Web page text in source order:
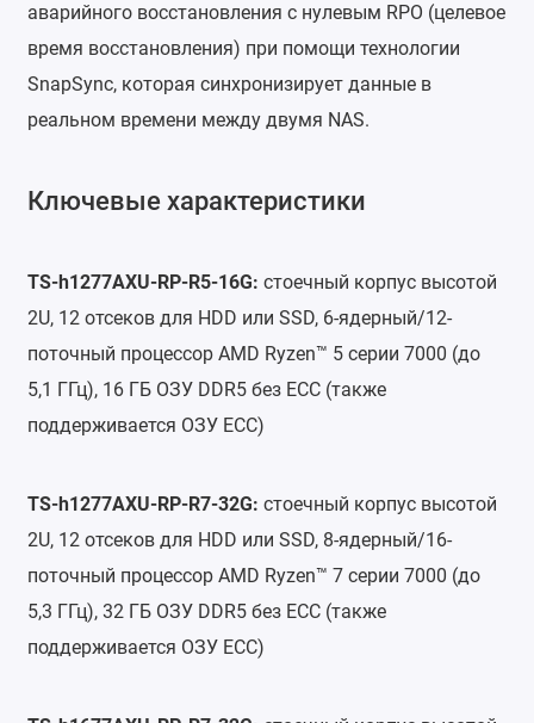
аварийного восстановления с нулевым RPO (целевое
время восстановления) при помощи технологии
SnapSync, которая синхронизирует данные в
реальном времени между двумя NAS.
Ключевые характеристики
TS-h1277AXU-RP-R5-16G: стоечный корпус высотой
2U, 12 отсеков для HDD или SSD, 6-ядерный/12-
поточный процессор AMD Ryzen™ 5 серии 7000 (до
5,1 ГГц), 16 ГБ ОЗУ DDR5 без ECC (также
поддерживается ОЗУ ECC)
TS-h1277AXU-RP-R7-32G: стоечный корпус высотой
2U, 12 отсеков для HDD или SSD, 8-ядерный/16-
поточный процессор AMD Ryzen™ 7 серии 7000 (до
5,3 ГГц), 32 ГБ ОЗУ DDR5 без ECC (также
поддерживается ОЗУ ECC)